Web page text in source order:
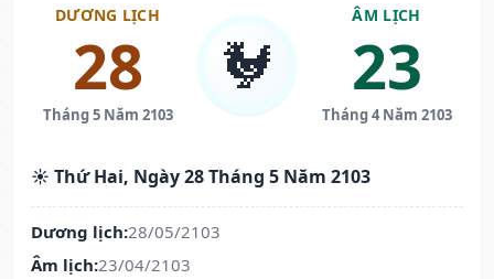
DƯƠNG LỊCH
28
Tháng 5 Năm 2103
🐓
ÂM LỊCH
23
Tháng 4 Năm 2103
☀️ Thứ Hai, Ngày 28 Tháng 5 Năm 2103
Dương lịch:28/05/2103
Âm lịch:23/04/2103